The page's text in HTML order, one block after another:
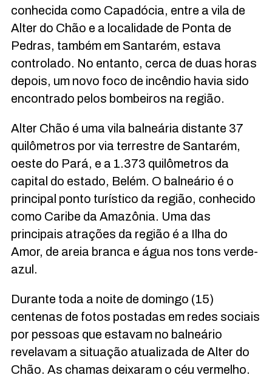
conhecida como Capadócia, entre a vila de
Alter do Chão e a localidade de Ponta de
Pedras, também em Santarém, estava
controlado. No entanto, cerca de duas horas
depois, um novo foco de incêndio havia sido
encontrado pelos bombeiros na região.
Alter Chão é uma vila balneária distante 37
quilômetros por via terrestre de Santarém,
oeste do Pará, e a 1.373 quilômetros da
capital do estado, Belém. O balneário é o
principal ponto turístico da região, conhecido
como Caribe da Amazônia. Uma das
principais atrações da região é a Ilha do
Amor, de areia branca e água nos tons verde-
azul.
Durante toda a noite de domingo (15)
centenas de fotos postadas em redes sociais
por pessoas que estavam no balneário
revelavam a situação atualizada de Alter do
Chão. As chamas deixaram o céu vermelho.